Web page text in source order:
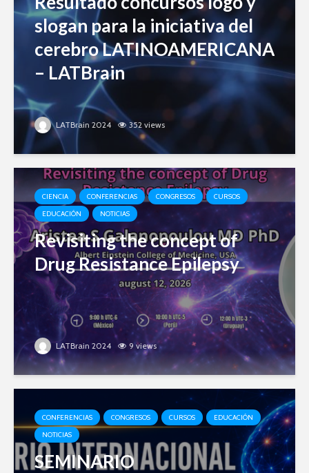
slogan para la iniciativa del
cerebro LATINOAMERICANA
– LATBrain
LATBrain 2024 352 views
CIENCIA CONFERENCIAS CONGRESOS
CURSOS
EDUCACIÓN
NOTICIAS
Revisiting the concept of
Drug Resistance Epilepsy
LATBrain 2024 9 views
CONFERENCIAS CONGRESOS CURSOS
EDUCACIÓN
NOTICIAS
SEMINARIO